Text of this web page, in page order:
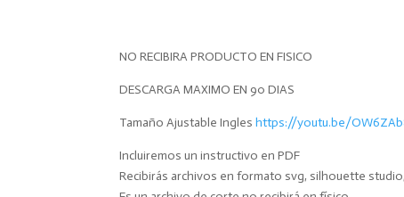
NO RECIBIRA PRODUCTO EN FISICO
DESCARGA MAXIMO EN 90 DIAS
Tamaño Ajustable Ingleshttps://youtu.be/
Incluiremos un instructivo en PDF
Recibirás archivos en formato svg, silhouette